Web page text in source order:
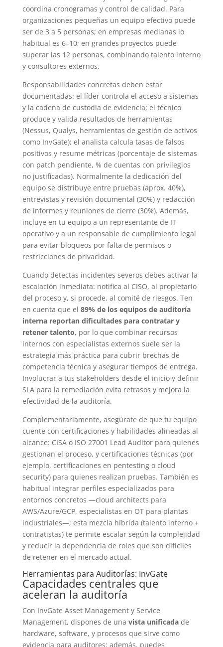
coordina cronogramas y control de calidad. Para
organizaciones pequeñas un equipo efectivo puede
ser de 3 a 5 personas; en empresas medianas lo
habitual es 6–10; en grandes proyectos puede
superar las 12 personas, combinando talento interno
y consultores externos.
Responsabilidades concretas deben estar
documentadas: el líder controla el acceso a sistemas
y la cadena de custodia de evidencia; el técnico
produce y valida resultados de herramientas
(Nessus, Qualys, herramientas de gestión de activos
como InvGate); el analista calcula tasas de falsos
positivos y resume métricas (porcentaje de sistemas
con patch pendiente, % de cuentas con privilegios
no justificadas). Normalmente la dedicación del
equipo se distribuye entre pruebas (aprox. 40%),
entrevistas y revisión documental (30%) y redacción
de informes y reuniones de cierre (30%). Además,
incluye en tu equipo a un representante de IT
operativo y a un responsable de cumplimiento legal
para evitar bloqueos por falta de permisos o
restricciones de privacidad.
Cuando detectas incidentes severos debes activar la
escalación inmediata: notifica al CISO, al propietario
del proceso y, si procede, al comité de riesgos. Ten
en cuenta que el 89% de los equipos de auditoría
interna reportan dificultades para contratar y
retener talento, por lo que combinar recursos
internos con especialistas externos suele ser la
estrategia más práctica para cubrir brechas de
competencia técnica y asegurar tiempos de entrega.
Involucrar a tus stakeholders desde el inicio y definir
SLA para la remediación evita retrasos y mejora la
efectividad de la auditoría.
Complementariamente, asegúrate de que tu equipo
cuente con certificaciones y habilidades alineadas al
alcance: CISA o ISO 27001 Lead Auditor para quienes
gestionan el proceso, y certificaciones técnicas (por
ejemplo, certificaciones en pentesting o cloud
security) para quienes realizan pruebas. También es
habitual integrar perfiles especializados para
entornos concretos —cloud architects para
AWS/Azure/GCP, especialistas en OT para plantas
industriales—; esta mezcla híbrida (talento interno +
contratistas) te permite escalar según la complejidad
y reducir la dependencia de roles que son difíciles
de retener en el mercado actual.
Herramientas para Auditorías: InvGate
Capacidades centrales que
aceleran la auditoría
Con InvGate Asset Management y Service
Management, dispones de una vista unificadade
hardware, software, y procesos que sirve como
evidencia para auditores; además, puedes